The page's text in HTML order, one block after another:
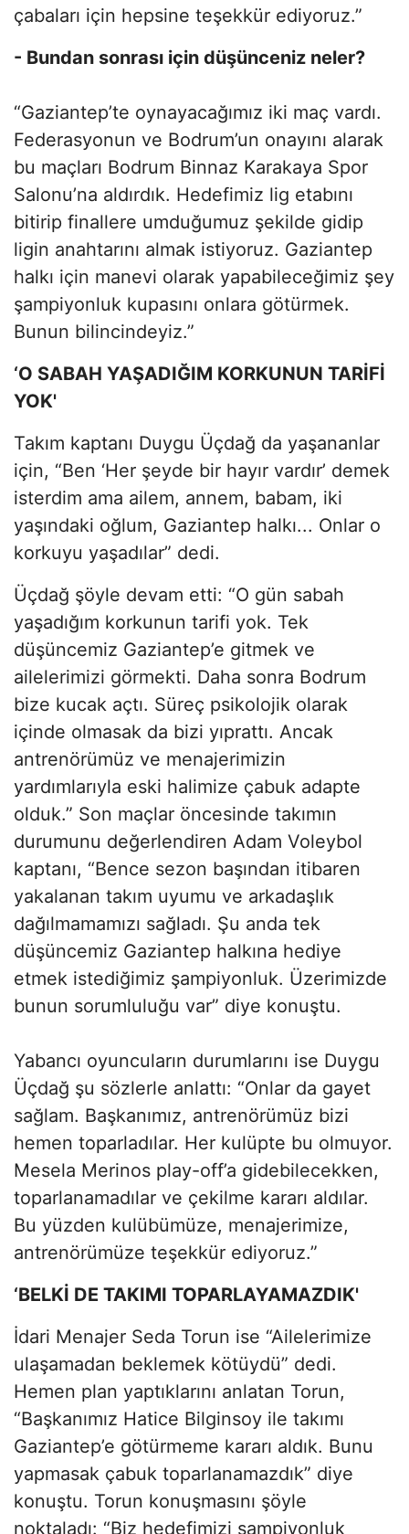
çabaları için hepsine teşekkür ediyoruz.”
- Bundan sonrası için düşünceniz neler?
“Gaziantep’te oynayacağımız iki maç vardı.
Federasyonun ve Bodrum’un onayını alarak
bu maçları Bodrum Binnaz Karakaya Spor
Salonu’na aldırdık. Hedefimiz lig etabını
bitirip finallere umduğumuz şekilde gidip
ligin anahtarını almak istiyoruz. Gaziantep
halkı için manevi olarak yapabileceğimiz şey
şampiyonluk kupasını onlara götürmek.
Bunun bilincindeyiz.”
‘O SABAH YAŞADIĞIM KORKUNUN TARİFİ
YOK'
Takım kaptanı Duygu Üçdağ da yaşananlar
için, “Ben ‘Her şeyde bir hayır vardır’ demek
isterdim ama ailem, annem, babam, iki
yaşındaki oğlum, Gaziantep halkı... Onlar o
korkuyu yaşadılar” dedi.
Üçdağ şöyle devam etti: “O gün sabah
yaşadığım korkunun tarifi yok. Tek
düşüncemiz Gaziantep’e gitmek ve
ailelerimizi görmekti. Daha sonra Bodrum
bize kucak açtı. Süreç psikolojik olarak
içinde olmasak da bizi yıprattı. Ancak
antrenörümüz ve menajerimizin
yardımlarıyla eski halimize çabuk adapte
olduk.” Son maçlar öncesinde takımın
durumunu değerlendiren Adam Voleybol
kaptanı, “Bence sezon başından itibaren
yakalanan takım uyumu ve arkadaşlık
dağılmamamızı sağladı. Şu anda tek
düşüncemiz Gaziantep halkına hediye
etmek istediğimiz şampiyonluk. Üzerimizde
bunun sorumluluğu var” diye konuştu.
Yabancı oyuncuların durumlarını ise Duygu
Üçdağ şu sözlerle anlattı: “Onlar da gayet
sağlam. Başkanımız, antrenörümüz bizi
hemen toparladılar. Her kulüpte bu olmuyor.
Mesela Merinos play-off’a gidebilecekken,
toparlanamadılar ve çekilme kararı aldılar.
Bu yüzden kulübümüze, menajerimize,
antrenörümüze teşekkür ediyoruz.”
‘BELKİ DE TAKIMI TOPARLAYAMAZDIK'
İdari Menajer Seda Torun ise “Ailelerimize
ulaşamadan beklemek kötüydü” dedi.
Hemen plan yaptıklarını anlatan Torun,
“Başkanımız Hatice Bilginsoy ile takımı
Gaziantep’e götürmeme kararı aldık. Bunu
yapmasak çabuk toparlanamazdık” diye
konuştu. Torun konuşmasını şöyle
noktaladı: “Biz hedefimizi şampiyonluk